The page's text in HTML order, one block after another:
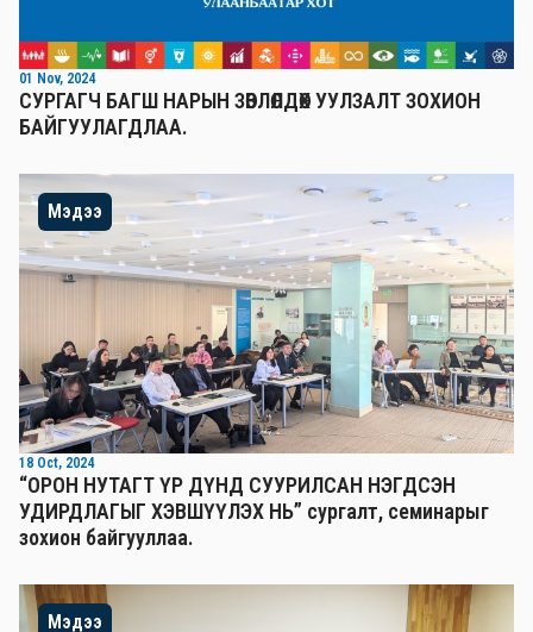
01 Nov, 2024
СУРГАГЧ БАГШ НАРЫН ЗӨВЛӨЛДӨХ УУЛЗАЛТ ЗОХИОН
БАЙГУУЛАГДЛАА.
Мэдээ
18 Oct, 2024
“ОРОН НУТАГТ ҮР ДҮНД СУУРИЛСАН НЭГДСЭН
УДИРДЛАГЫГ ХЭВШҮҮЛЭХ НЬ” сургалт, семинарыг
зохион байгууллаа.
Мэдээ